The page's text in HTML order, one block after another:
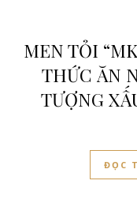
MEN TỎI
THỨC ĂN
TƯỢNG
ĐỌC